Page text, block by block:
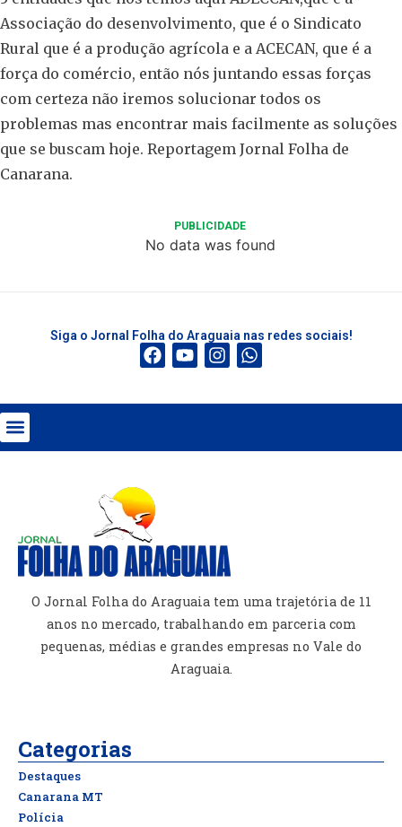
Associação do desenvolvimento, que é o Sindicato
Rural que é a produção agrícola e a ACECAN, que é a
força do comércio, então nós juntando essas forças
com certeza não iremos solucionar todos os
problemas mas encontrar mais facilmente as soluções
que se buscam hoje. Reportagem Jornal Folha de
Canarana.
PUBLICIDADE
No data was found
Siga o Jornal Folha do Araguaia nas redes sociais!
O Jornal Folha do Araguaia tem uma trajetória de 11
anos no mercado, trabalhando em parceria com
pequenas, médias e grandes empresas no Vale do
Araguaia.
Categorias
Destaques
Canarana MT
Polícia